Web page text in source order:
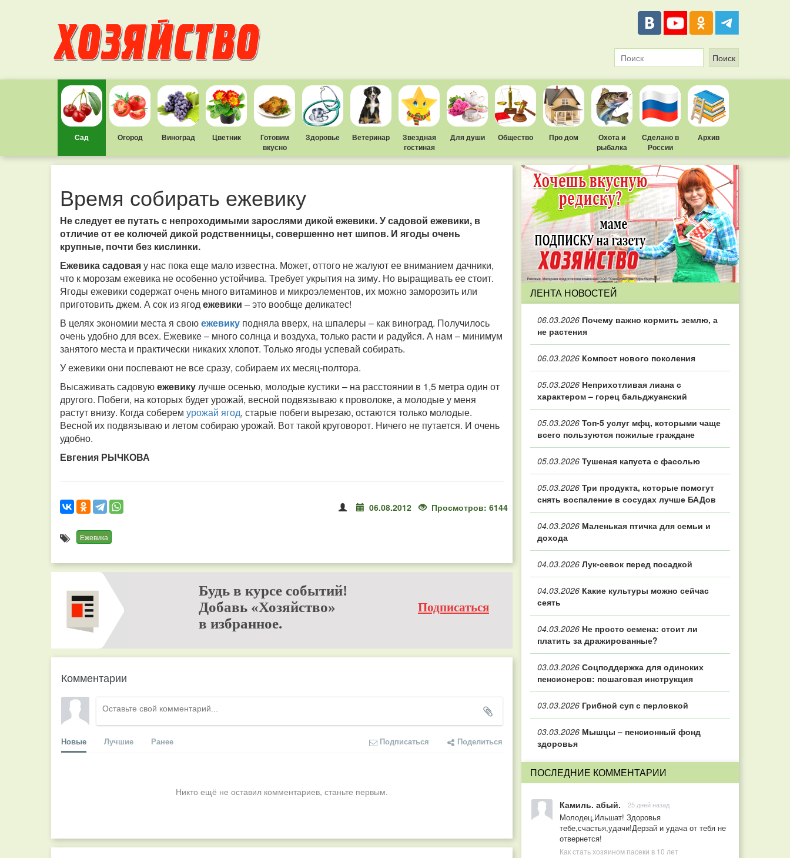
Сад Огород Виноград Цветник
Готовим
вкусно
Здоровье Ветеринар
Звездная
гостиная
Для души Общество Про дом
Охота и
рыбалка
Сделано в
России
Архив
Время собирать ежевику
Не следует ее путать с непроходимыми зарослями дикой ежевики. У садовой ежевики, в
отличие от ее колючей дикой родственницы, совершенно нет шипов. И ягоды очень
крупные, почти без кислинки.
Ежевика садоваяу нас пока еще мало известна. Может, оттого не жалуют ее вниманием дачники,
что к морозам ежевика не особенно устойчива. Требует укрытия на зиму. Но выращивать ее стоит.
Ягоды ежевики содержат очень много витаминов и микроэлементов, их можно заморозить или
приготовить джем. А сок из ягодежевики – это вообще деликатес!
В целях экономии места я своюежевику подняла вверх, на шпалеры – как виноград. Получилось
очень удобно для всех. Ежевике – много солнца и воздуха, только расти и радуйся. А нам – минимум
занятого места и практически никаких хлопот. Только ягоды успевай собирать.
У ежевики они поспевают не все сразу, собираем их месяц-полтора.
Высаживать садовуюежевикулучше осенью, молодые кустики – на расстоянии в 1,5 метра один от
другого. Побеги, на которых будет урожай, весной подвязываю к проволоке, а молодые у меня
растут внизу. Когда соберем урожай ягод, старые побеги вырезаю, остаются только молодые.
Весной их подвязываю и летом собираю урожай. Вот такой круговорот. Ничего не путается. И очень
удобно.
Евгения РЫЧКОВА
06.08.2012 Просмотров: 6144
Ежевика
Будь в курсе событий!
Добавь «Хозяйство»
в избранное.
Подписаться
Комментарии
Новые Лучшие Ранее Подписаться Поделиться
Никто ещё не оставил комментариев, станьте первым.
ЛЕНТА НОВОСТЕЙ
06.03.2026 Почему важно кормить землю, а
не растения
06.03.2026 Компост нового поколения
05.03.2026 Неприхотливая лиана с
характером – горец бальджуанский
05.03.2026 Топ‑5 услуг мфц, которыми чаще
всего пользуются пожилые граждане
05.03.2026 Тушеная капуста с фасолью
05.03.2026 Три продукта, которые помогут
снять воспаление в сосудах лучше БАДов
04.03.2026 Маленькая птичка для семьи и
дохода
04.03.2026 Лук-севок перед посадкой
04.03.2026 Какие культуры можно сейчас
сеять
04.03.2026 Не просто семена: стоит ли
платить за дражированные?
03.03.2026 Соцподдержка для одиноких
пенсионеров: пошаговая инструкция
03.03.2026 Грибной суп с перловкой
03.03.2026 Мышцы – пенсионный фонд
здоровья
ПОСЛЕДНИЕ КОММЕНТАРИИ
Камиль. абый. 25 дней назад
Молодец,Ильшат! Здоровья
тебе,счастья,удачи!Дерзай и удача от тебя не
отвернется!
Как стать хозяином пасеки в 10 лет